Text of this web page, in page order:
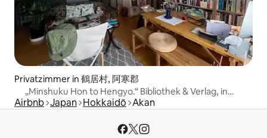
Privatzimmer in 鶴居村, 阿寒郡
„Minshuku Hon to Hengyo.“ Bibliothek & Verlag, in
denen man übernachten kann
Airbnb Japan Hokkaidō Akan